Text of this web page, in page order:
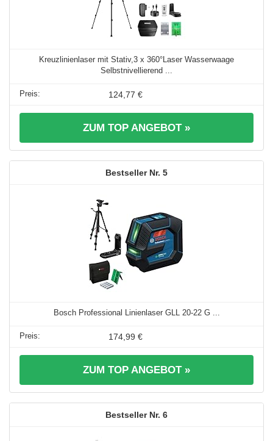
Kreuzlinienlaser mit Stativ,3 x 360°Laser Wasserwaage
Selbstnivellierend ...
124,77 €
ZUM TOP ANGEBOT »
5
Bosch Professional Linienlaser GLL 20-22 G ...
174,99 €
ZUM TOP ANGEBOT »
6